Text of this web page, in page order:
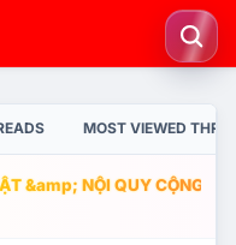
MOST VIEWED
&amp; NỘI QUY CỘNG